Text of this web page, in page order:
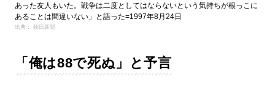
あった友人もいた。戦争は二度としてはならないという気持ちが根っこに
あることは間違いない」と語った=1997年8月24日
出典： 朝日新聞
「俺は88で死ぬ」と予言